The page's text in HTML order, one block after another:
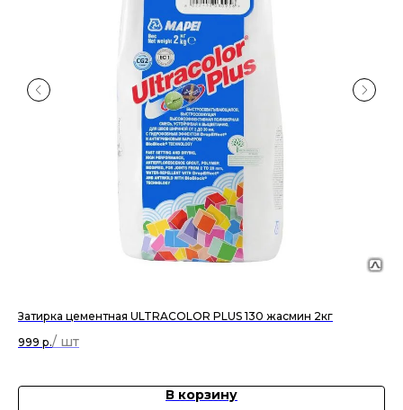
Затирка цементная ULTRACOLOR PLUS 130 жасмин 2кг
999 р.
В корзину